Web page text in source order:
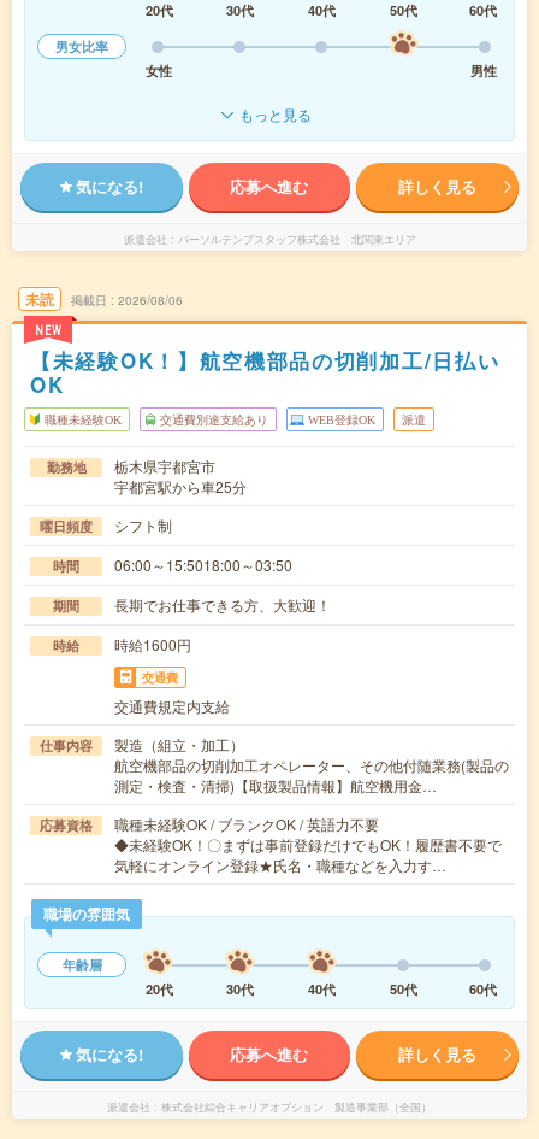
20代
30代 40代 50代
60代
男女比率
女性
男性
もっと見る
気になる! 応募へ進む 詳しく見る
派遣会社 パーソルテンプスタッフ株式会社 北関東エリア
未読
NEW
掲載日 2026/08/06
【未経験OK！】航空機部品の切削加工/日払い
OK
職種未経験OK 交通費別途支給あり WEB登録OK 派遣
勤務地
栃木県宇都宮市
宇都宮駅から車25分
曜日頻度 シフト制
時間 06:00～15:5018:00～03:50
期間 長期でお仕事できる方、大歓迎！
時給 時給1600円
交通費
交通費規定内支給
仕事内容
製造（組立・加工）
航空機部品の切削加工オペレーター、その他付随業務(製品の
測定・検査・清掃)【取扱製品情報】航空機用金…
応募資格
職種未経験OK / ブランクOK / 英語力不要
◆未経験OK！〇まずは事前登録だけでもOK！履歴書不要で
気軽にオンライン登録★氏名・職種などを入力す…
職場の雰囲気
年齢層
20代
30代 40代 50代 60代
気になる! 応募へ進む 詳しく見る
派遣会社 株式会社綜合キャリアオプション 製造事業部（全国）